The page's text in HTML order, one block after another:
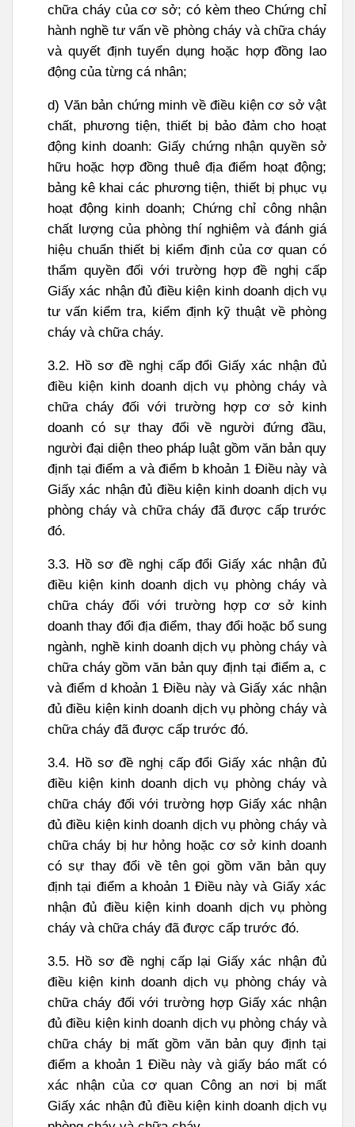
chữa cháy của cơ sở; có kèm theo Chứng chỉ
hành nghề tư vấn về phòng cháy và chữa cháy
và quyết định tuyển dụng hoặc hợp đồng lao
động của từng cá nhân;
d) Văn bản chứng minh về điều kiện cơ sở vật
chất, phương tiện, thiết bị bảo đảm cho hoạt
động kinh doanh: Giấy chứng nhận quyền sở
hữu hoặc hợp đồng thuê địa điểm hoạt động;
bảng kê khai các phương tiện, thiết bị phục vụ
hoạt động kinh doanh; Chứng chỉ công nhận
chất lượng của phòng thí nghiệm và đánh giá
hiệu chuẩn thiết bị kiểm định của cơ quan có
thẩm quyền đối với trường hợp đề nghị cấp
Giấy xác nhận đủ điều kiện kinh doanh dịch vụ
tư vấn kiểm tra, kiểm định kỹ thuật về phòng
cháy và chữa cháy.
3.2. Hồ sơ đề nghị cấp đổi Giấy xác nhận đủ
điều kiện kinh doanh dịch vụ phòng cháy và
chữa cháy đối với trường hợp cơ sở kinh
doanh có sự thay đổi về người đứng đầu,
người đại diện theo pháp luật gồm văn bản quy
định tại điểm a và điểm b khoản 1 Điều này và
Giấy xác nhận đủ điều kiện kinh doanh dịch vụ
phòng cháy và chữa cháy đã được cấp trước
đó.
3.3. Hồ sơ đề nghị cấp đổi Giấy xác nhận đủ
điều kiện kinh doanh dịch vụ phòng cháy và
chữa cháy đối với trường hợp cơ sở kinh
doanh thay đổi địa điểm, thay đổi hoặc bổ sung
ngành, nghề kinh doanh dịch vụ phòng cháy và
chữa cháy gồm văn bản quy định tại điểm a, c
và điểm d khoản 1 Điều này và Giấy xác nhận
đủ điều kiện kinh doanh dịch vụ phòng cháy và
chữa cháy đã được cấp trước đó.
3.4. Hồ sơ đề nghị cấp đổi Giấy xác nhận đủ
điều kiện kinh doanh dịch vụ phòng cháy và
chữa cháy đối với trường hợp Giấy xác nhận
đủ điều kiện kinh doanh dịch vụ phòng cháy và
chữa cháy bị hư hỏng hoặc cơ sở kinh doanh
có sự thay đổi về tên gọi gồm văn bản quy
định tại điểm a khoản 1 Điều này và Giấy xác
nhận đủ điều kiện kinh doanh dịch vụ phòng
cháy và chữa cháy đã được cấp trước đó.
3.5. Hồ sơ đề nghị cấp lại Giấy xác nhận đủ
điều kiện kinh doanh dịch vụ phòng cháy và
chữa cháy đối với trường hợp Giấy xác nhận
đủ điều kiện kinh doanh dịch vụ phòng cháy và
chữa cháy bị mất gồm văn bản quy định tại
điểm a khoản 1 Điều này và giấy báo mất có
xác nhận của cơ quan Công an nơi bị mất
Giấy xác nhận đủ điều kiện kinh doanh dịch vụ